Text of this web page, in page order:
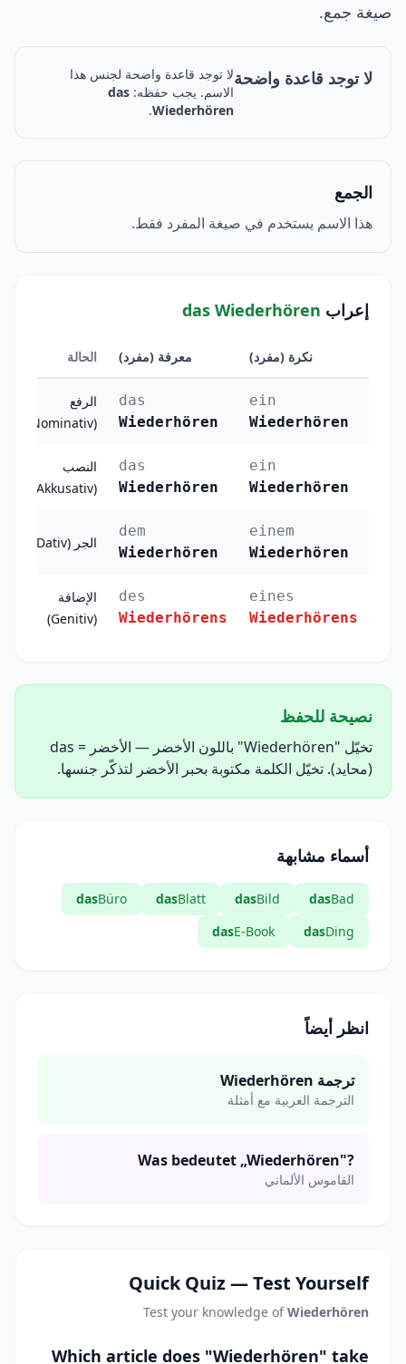
صيغة جمع.
لا توجد قاعدة واضحةلا توجد قاعدة واضحة لجنس هذا
الاسم. يجب حفظه: das
Wiederhören
.
الجمع
هذا الاسم يستخدم في صيغة المفرد فقط.
إعراب das Wiederhören
الحالة معرفة (مفرد) نكرة (مفرد)
الرفع
(Nominativ)
das
Wiederhören
ein
Wiederhören
النصب
(Akkusativ)
das
Wiederhören
ein
Wiederhören
الجر (Dativ)
dem
Wiederhören
einem
Wiederhören
الإضافة
(Genitiv)
des
Wiederhörens
eines
Wiederhörens
نصيحة للحفظ
تخيّل "Wiederhören" باللون الأخضر — الأخضر = das
(محايد). تخيّل الكلمة مكتوبة بحبر الأخضر لتذكّر جنسها.
أسماء مشابهة
dasBad
dasBild
dasBlatt
dasBüro
dasDing
dasE-Book
انظر أيضاً
ترجمة Wiederhören
الترجمة العربية مع أمثلة
Was bedeutet „Wiederhören"?
القاموس الألماني
Quick Quiz — Test Yourself
Test your knowledge ofWiederhören
Which article does "Wiederhören" take